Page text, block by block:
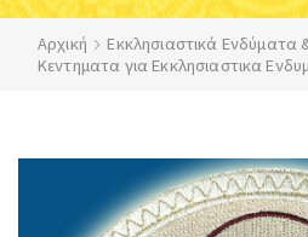
Αρχική
Εκκλησιαστικά Ενδύματα
Κεντηματα για Εκκλησιαστικα